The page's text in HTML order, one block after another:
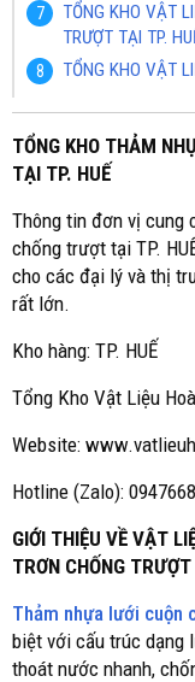
TỔNG KHO VẬT
TRƯỢT TẠI TP.
TỔNG KHO VẬT
TỔNG KHO THẢM
TẠI TP. HUẾ
Thông tin đơn vị cung
chống trượt tại TP.
cho các đại lý và thị
rất lớn.
Kho hàng: TP. HUẾ
Tổng Kho Vật Liệu
Website:
Hotline (Zalo):
GIỚI THIỆU VỀ VẬT
TRƠN CHỐNG TRƯỢT
Thảm nhựa lưới cuộn
biệt với cấu trúc dạng
thoát nước nhanh,